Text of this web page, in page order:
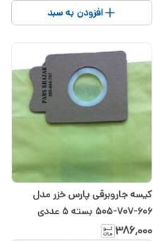
افزودن به سبد
کیسه جاروبرقی پارس خزر مدل
606-707-505 بسته 5 عددی
۳۸۶٬۰۰۰